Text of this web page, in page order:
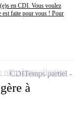
en CDI. Vous voulez
est faite pour vous ! Pour
à
CDITemps partiel
offre à ma sélection